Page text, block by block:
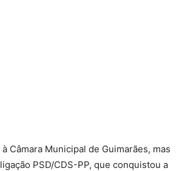
Câmara Municipal de Guimarães, mas
PSD/CDS-PP, que conquistou a